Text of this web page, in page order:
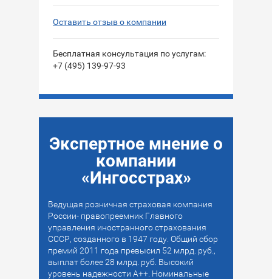
Оставить отзыв о компании
Бесплатная консультация по услугам:
+7 (495) 139-97-93
Экспертное мнение о
компании
«Ингосстрах»
Ведущая розничная страховая компания
России- правопреемник Главного
управления иностранного страхования
СССР, созданного в 1947 году. Общий сбор
премий 2011 года превысил 52 млрд. руб.,
выплат более 28 млрд. руб. Высокий
уровень надежности А++. Номинальные